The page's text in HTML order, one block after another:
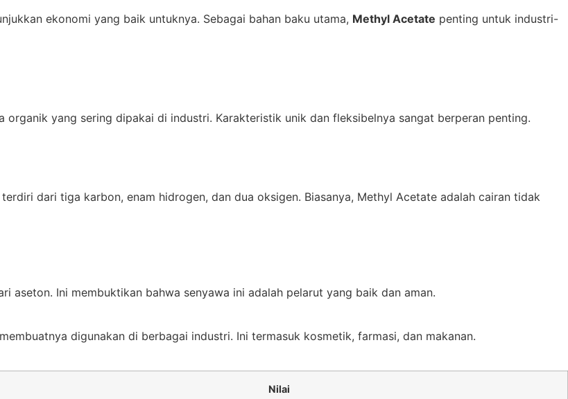
ekonomi yang baik untuknya. Sebagai bahan baku utama, Methyl Acetate penting untuk industri-
yang sering dipakai di industri. Karakteristik unik dan fleksibelnya sangat berperan penting.
dari tiga karbon, enam hidrogen, dan dua oksigen. Biasanya, Methyl Acetate adalah cairan tidak
Ini membuktikan bahwa senyawa ini adalah pelarut yang baik dan aman.
digunakan di berbagai industri. Ini termasuk kosmetik, farmasi, dan makanan.
Nilai